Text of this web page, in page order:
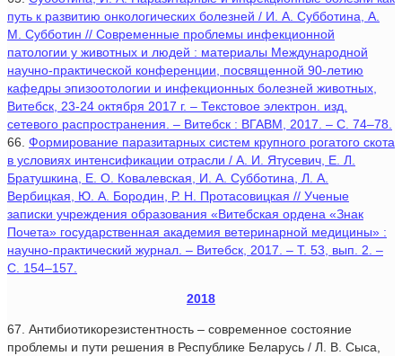
путь к развитию онкологических болезней / И. А. Субботина, А.
М. Субботин // Современные проблемы инфекционной
патологии у животных и людей : материалы Международной
научно-практической конференции, посвященной 90-летию
кафедры эпизоотологии и инфекционных болезней животных,
Витебск, 23-24 октября 2017 г. – Текстовое электрон. изд.
сетевого распространения. – Витебск : ВГАВМ, 2017. – С. 74–78.
66. Формирование паразитарных систем крупного рогатого скота
в условиях интенсификации отрасли / А. И. Ятусевич, Е. Л.
Братушкина, Е. О. Ковалевская, И. А. Субботина, Л. А.
Вербицкая, Ю. А. Бородин, Р. Н. Протасовицкая // Ученые
записки учреждения образования «Витебская ордена «Знак
Почета» государственная академия ветеринарной медицины» :
научно-практический журнал. – Витебск, 2017. – Т. 53, вып. 2. –
С. 154–157.
2018
67. Антибиотикорезистентность – современное состояние
проблемы и пути решения в Республике Беларусь / Л. В. Сыса,